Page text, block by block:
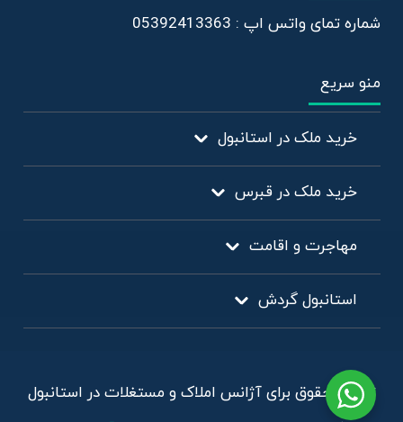
شماره تمای واتس اپ : 05392413363
منو سریع
خرید ملک در استانبول
خرید ملک در قبرس
مهاجرت و اقامت
استانبول گردش
تمامی حقوق برای آژانس املاک و مستغلات در استانبول